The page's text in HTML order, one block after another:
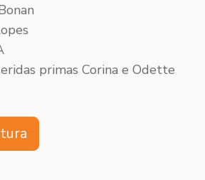
primas Corina e Odette